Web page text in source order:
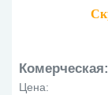
Комерческая:
Цена: